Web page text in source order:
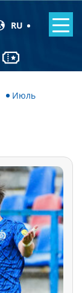
RU
Июль